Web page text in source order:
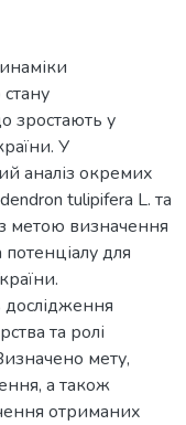
зростають у
У
аналіз окремих
tulipifera L. та
метою визначення
потенціалу для
дослідження
та ролі
мету,
а також
отриманих